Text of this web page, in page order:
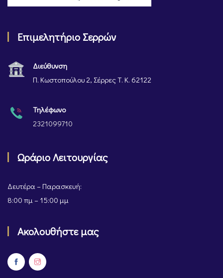
Επιμελητήριο Σερρών
Διεύθυνση
Π. Κωστοπούλου 2, Σέρρες Τ. Κ. 62122
Τηλέφωνο
2321099710
Ωράριο Λειτουργίας
Δευτέρα – Παρασκευή:
8:00 πμ – 15:00 μμ
Ακολουθήστε μας